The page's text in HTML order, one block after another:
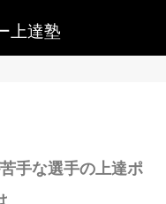
上達塾
手な選手の上達ポ